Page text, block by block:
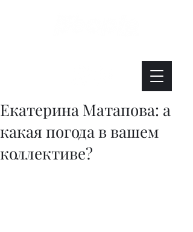
Екатерина Матапова: а
какая погода в вашем
коллективе?